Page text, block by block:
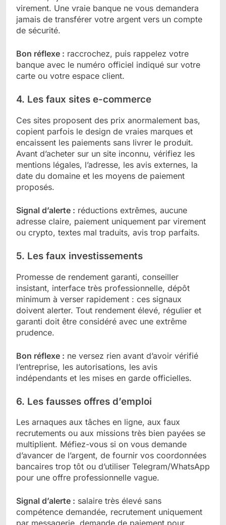
virement. Une vraie banque ne vous demandera
jamais de transférer votre argent vers un compte
de sécurité.
Bon réflexe : raccrochez, puis rappelez votre
banque avec le numéro officiel indiqué sur votre
carte ou votre espace client.
4. Les faux sites e-commerce
Ces sites proposent des prix anormalement bas,
copient parfois le design de vraies marques et
encaissent les paiements sans livrer le produit.
Avant d’acheter sur un site inconnu, vérifiez les
mentions légales, l’adresse, les avis externes, la
date du domaine et les moyens de paiement
proposés.
Signal d’alerte : réductions extrêmes, aucune
adresse claire, paiement uniquement par virement
ou crypto, textes mal traduits, avis trop parfaits.
5. Les faux investissements
Promesse de rendement garanti, conseiller
insistant, interface très professionnelle, dépôt
minimum à verser rapidement : ces signaux
doivent alerter. Tout rendement élevé, régulier et
garanti doit être considéré avec une extrême
prudence.
Bon réflexe : ne versez rien avant d’avoir vérifié
l’entreprise, les autorisations, les avis
indépendants et les mises en garde officielles.
6. Les fausses offres d’emploi
Les arnaques aux tâches en ligne, aux faux
recrutements ou aux missions très bien payées se
multiplient. Méfiez-vous si on vous demande
d’avancer de l’argent, de fournir vos coordonnées
bancaires trop tôt ou d’utiliser Telegram/WhatsApp
pour une offre professionnelle vague.
Signal d’alerte : salaire très élevé sans
compétence demandée, recrutement uniquement